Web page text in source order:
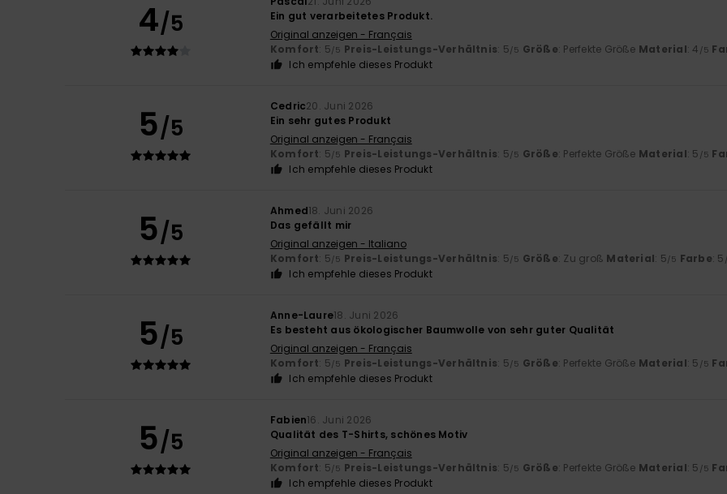
4/5
Ein gut verarbeitetes Produkt.
Original anzeigen - Français
Komfort: 5/5 Preis-Leistungs-Verhältnis: 5/5 Größe: Perfekte Größe Material: 4 /5
Ich empfehle dieses Produkt
5/5
Cedric20. Juni 2026
Ein sehr gutes Produkt
Original anzeigen - Français
Komfort: 5/5 Preis-Leistungs-Verhältnis: 5/5 Größe: Perfekte Größe Material: 5 /5
Ich empfehle dieses Produkt
5/5
Ahmed18. Juni 2026
Das gefällt mir
Original anzeigen - Italiano
Komfort: 5/5 Preis-Leistungs-Verhältnis: 5/5 Größe: Zu groß Material: 5/5 Farbe: 5
Ich empfehle dieses Produkt
5/5
Anne-Laure18. Juni 2026
Es besteht aus ökologischer Baumwolle von sehr guter Qualität
Original anzeigen - Français
Komfort: 5/5 Preis-Leistungs-Verhältnis: 5/5 Größe: Perfekte Größe Material: 5 /5
Ich empfehle dieses Produkt
5/5
Fabien16. Juni 2026
Qualität des T-Shirts, schönes Motiv
Original anzeigen - Français
Komfort: 5/5 Preis-Leistungs-Verhältnis: 5/5 Größe: Perfekte Größe Material: 5 /5
Ich empfehle dieses Produkt